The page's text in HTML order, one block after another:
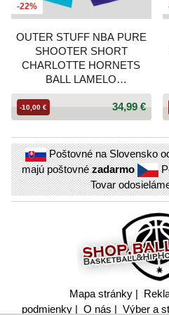
-22%
OUTER STUFF NBA PURE
SHOOTER SHORT
CHARLOTTE HORNETS
BALL LAMELO
TEAL/PURPLE
34,99 €
-10,00 €
Poštovné na Slovensko
majú poštovnézadarmo
Tovar
Mapa stránky |
podmienky | O nás | Výber a